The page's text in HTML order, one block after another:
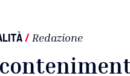
/ Redazione